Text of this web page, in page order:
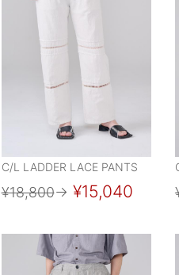
C/L LADDER LACE PANTS
¥18,800→ ¥15,040